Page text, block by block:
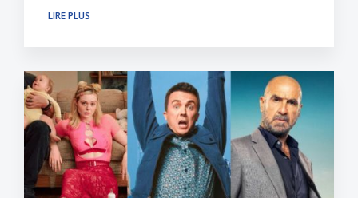
LIRE PLUS